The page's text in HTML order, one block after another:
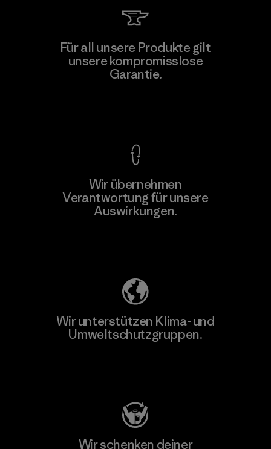
Kingwhale Industries Corp.
Material-supplier
Für all unsere Produkte gilt
unsere kompromisslose
Garantie.
Wir übernehmen
Verantwortung für unsere
Auswirkungen.
Wir unterstützen Klima- und
Umweltschutzgruppen.
Wir schenken deiner